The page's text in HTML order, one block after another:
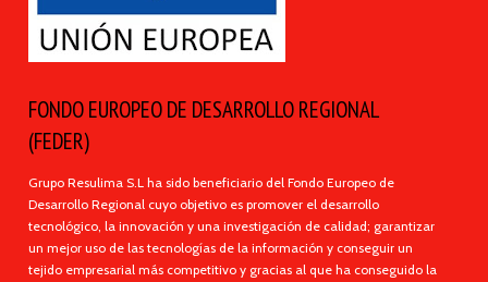
FONDO EUROPEO DE DESARROLLO REGIONAL
(FEDER)
Grupo Resulima S.L ha sido beneficiario del Fondo Europeo de
Desarrollo Regional cuyo objetivo es promover el desarrollo
tecnológico, la innovación y una investigación de calidad; garantizar
un mejor uso de las tecnologías de la información y conseguir un
tejido empresarial más competitivo y gracias al que ha conseguido la